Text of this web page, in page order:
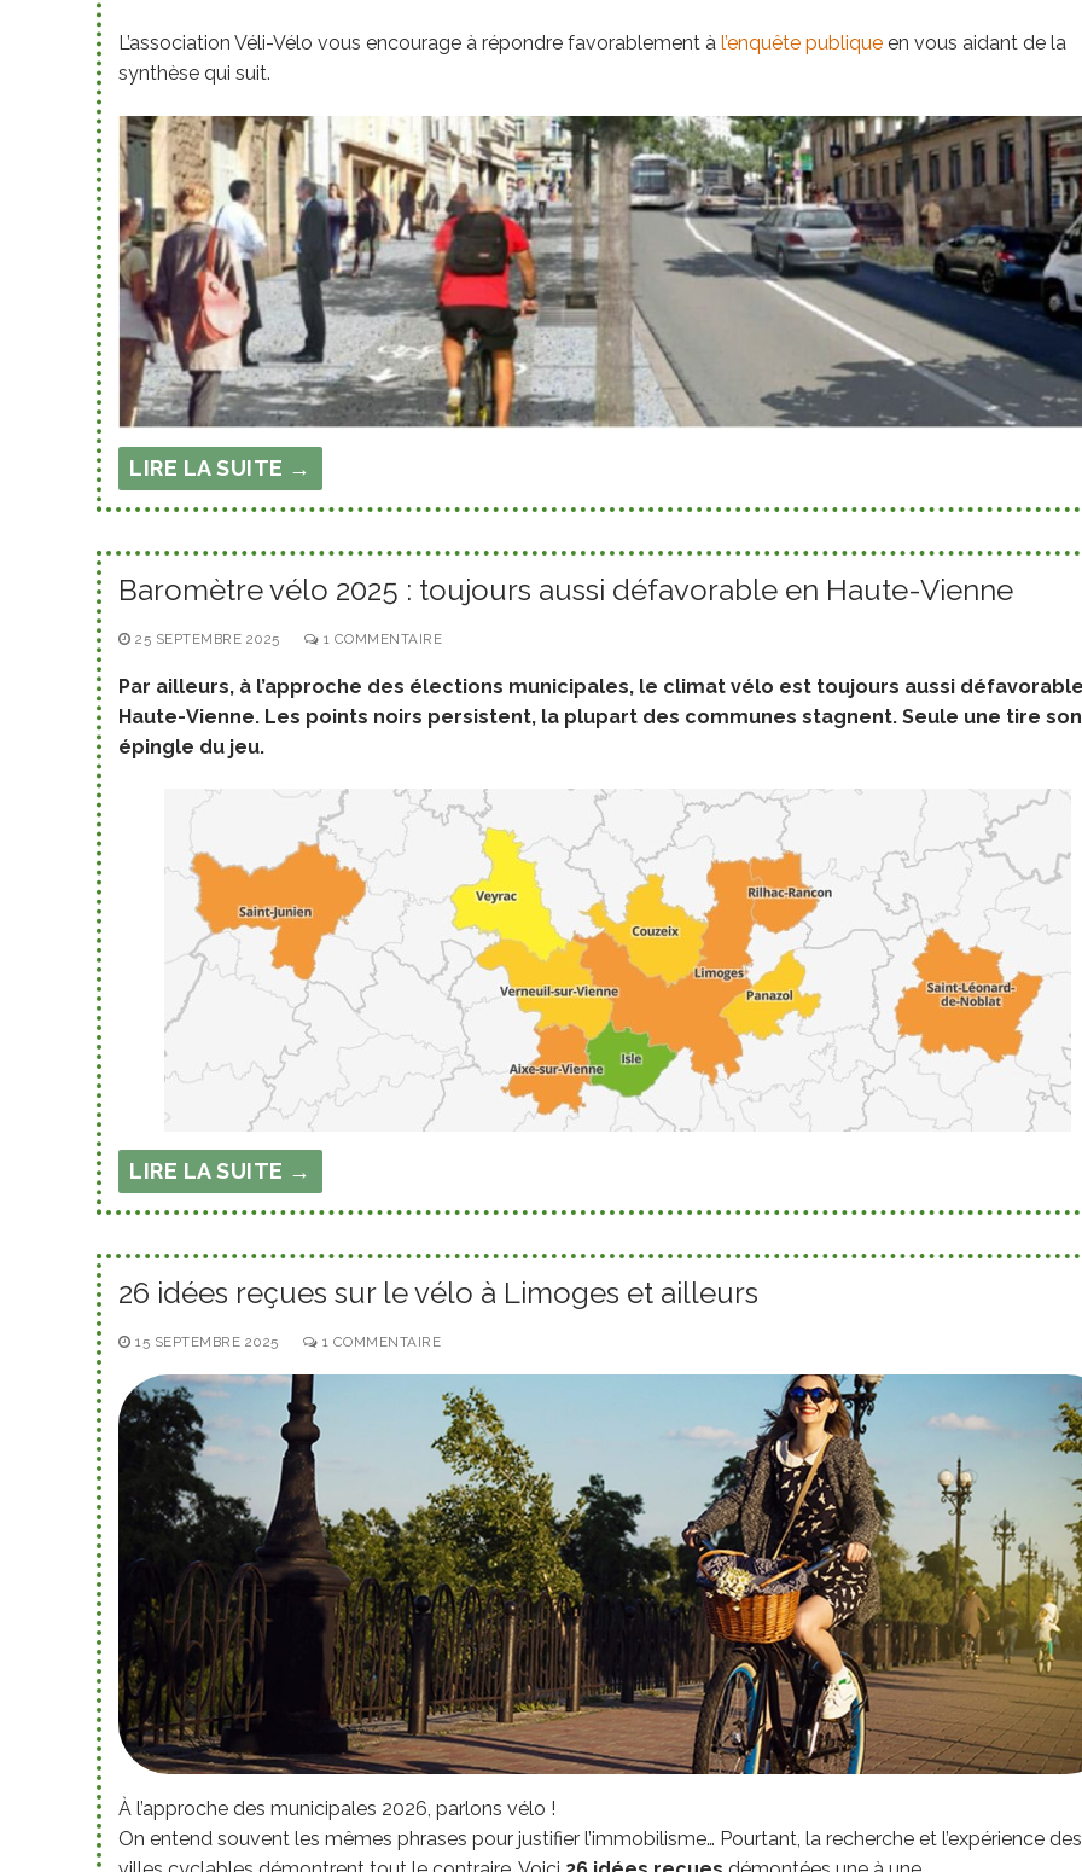
L’association Véli-Vélo vous encourage à répondre favorablement à l’enquête publique en vous aidant de la
synthèse qui suit.
LIRE LA SUITE →
Baromètre vélo 2025 : toujours aussi défavorable en Haute-Vienne
25 SEPTEMBRE 2025 1 COMMENTAIRE
Par ailleurs, à l’approche des élections municipales, le climat vélo est toujours aussi
Haute-Vienne. Les points noirs persistent, la plupart des communes stagnent. Seule une tire son
épingle du jeu.
LIRE LA SUITE →
26 idées reçues sur le vélo à Limoges et ailleurs
15 SEPTEMBRE 2025 1 COMMENTAIRE
À l’approche des municipales 2026, parlons vélo !
On entend souvent les mêmes phrases pour justifier l’immobilisme… Pourtant, la recherche et l’expérience des